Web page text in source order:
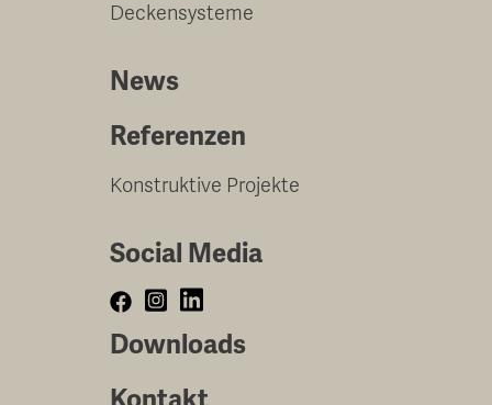
Deckensysteme
News
Referenzen
Konstruktive Projekte
Social Media
Downloads